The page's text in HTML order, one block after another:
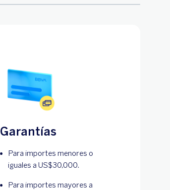
Garantías
Para importes menores o
iguales a US$30,000.
Para importes mayores a